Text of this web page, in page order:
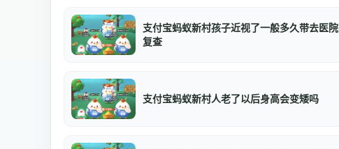
支付宝蚂蚁新村孩子近视了一般多久带去医院
复查
支付宝蚂蚁新村人老了以后身高会变矮吗